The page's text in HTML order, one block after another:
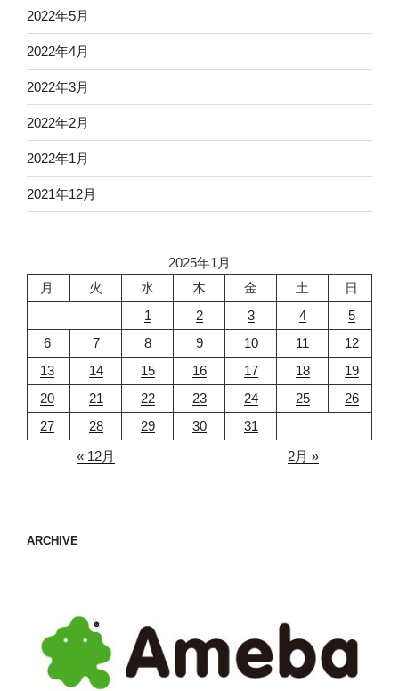
2022年5月
2022年4月
2022年3月
2022年2月
2022年1月
2021年12月
2025年1月
月
火 水 木 金 土
日
1
2 3 4
5
6
7 8 9 10 11
12
13
14 15 16 17 18
19
20
21 22 23 24 25
26
27
28 29 30
31
« 12月
2月 »
ARCHIVE